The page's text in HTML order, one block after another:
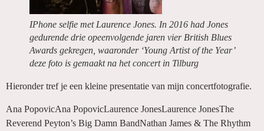
IPhone selfie met Laurence Jones. In 2016 had Jones
gedurende drie opeenvolgende jaren vier British Blues
Awards gekregen, waaronder ‘Young Artist of the Year’
deze foto is gemaakt na het concert in Tilburg
Hieronder tref je een kleine presentatie van mijn concertfotografie.
Ana PopovicAna PopovicLaurence JonesLaurence JonesThe
Reverend Peyton’s Big Damn BandNathan James & The Rhythm